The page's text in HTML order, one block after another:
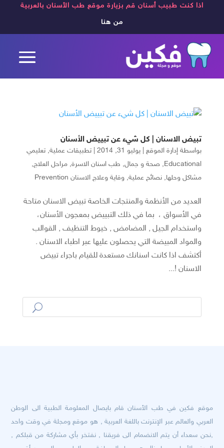
اذا كنت طبيب أسنان قم بزيارة موقع طب الأسنان بالعربية
من هنا
تبيض الاسنان | كل شيء عن تبييض الأسنان
بواسطة إدارة الموقع| يوليو 31, 2014 | تطبيقات عملية, تعليمي
Educational
, صحة و جمال, طب اسنان الاسرة, مراحل العلاج,
مشاكل وحلها, نصائح عملية, وقاية وعلاج الاسنان Prevention
العديد من الأنظمة والمنتجات الخاصة تبيض الاسنان متاحة
في الأسواق ، بما في ذلك التبييض بمعجون الأسنان،
واستخدام الجيل , المضامض , خيوط التنظيف , القوالب
والمواد المبيضة التي يحصلون عليها عبر اطباء الاسنان .
أكتشف اذا كانت اسنانك مستعدة للقيام باجراء تبيض
الاسنان !...
موقع فكين في طب الأسنان قام بايصال المعلومة الطبية الى الوطن
العربي والعالم عبر الإنترنت باللغة العربية , هو موقع ومجلة في وقت واحد
,نحن سعداء أن يتم الانضمام الى فريقنا , نفتخر بأي مشاركة من قبلكم ,